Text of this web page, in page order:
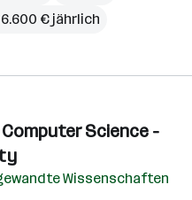
€ jährlich
Science -
Wissenschaften